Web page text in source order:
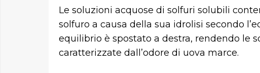
Le soluzioni acquose di solfuri solubili
solfuro a causa della sua idrolisi secondo
equilibrio è spostato a destra, rendendo le
caratterizzate dall’odore di uova marce.